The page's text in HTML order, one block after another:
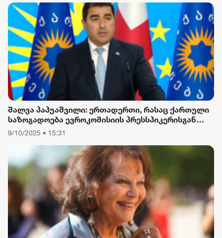
შალვა პაპუაშვილი: ერთადერთი, რასაც ქართული
საზოგადოება ევროკომისიის პრესსპიკერისგან
მოელის, არის ბოდიში ხელისუფლების დამხობის
9/10/2025 • 15:31